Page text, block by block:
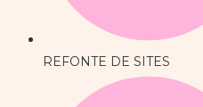
REFONTE DE SITES